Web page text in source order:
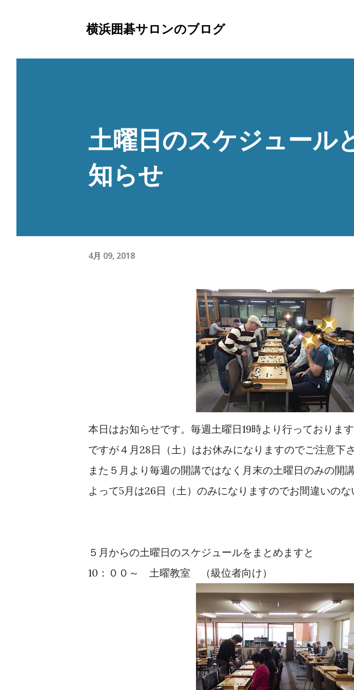
横浜囲碁サロンのブログ
土曜日のスケジュール
知らせ
4月 09, 2018
本日はお知らせです。毎週土曜日19時より行っておりま
ですが４月28日（土）はお休みになりますのでご注意下さ
また５月より毎週の開講ではなく月末の土曜日のみの開
よって5月は26日（土）のみになりますのでお間違いのな
５月からの土曜日のスケジュールをまとめますと
10：００～ 土曜教室 （級位者向け）